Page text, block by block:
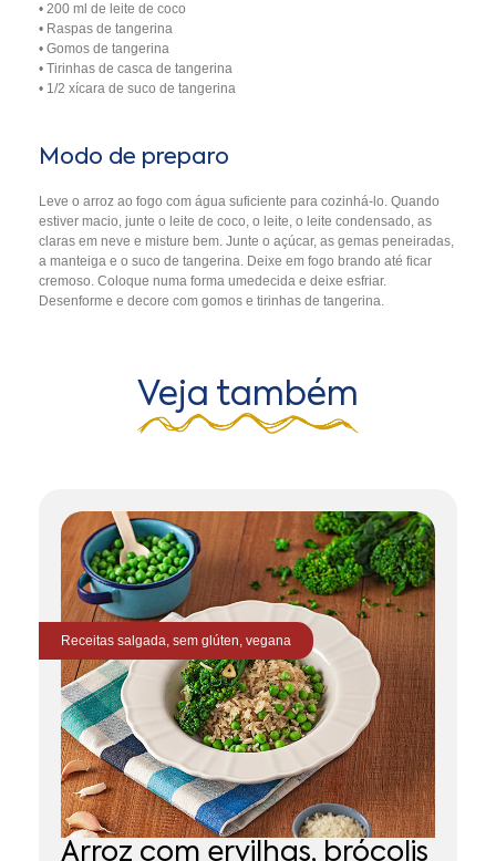
• 200 ml de leite de coco
• Raspas de tangerina
• Gomos de tangerina
• Tirinhas de casca de tangerina
• 1/2 xícara de suco de tangerina
Modo de preparo
Leve o arroz ao fogo com água suficiente para cozinhá-lo. Quando
estiver macio, junte o leite de coco, o leite, o leite condensado, as
claras em neve e misture bem. Junte o açúcar, as gemas peneiradas,
a manteiga e o suco de tangerina. Deixe em fogo brando até ficar
cremoso. Coloque numa forma umedecida e deixe esfriar.
Desenforme e decore com gomos e tirinhas de tangerina.
Veja também
Receitas salgada, sem glúten, vegana
Arroz com ervilhas, brócolis